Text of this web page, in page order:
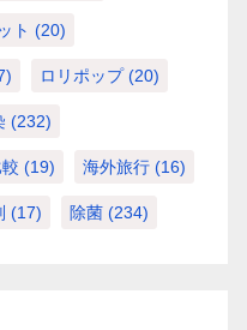
ト (20)
ロリポップ(20)
(232)
(19) 海外旅行 (16)
(17) 除菌 (234)